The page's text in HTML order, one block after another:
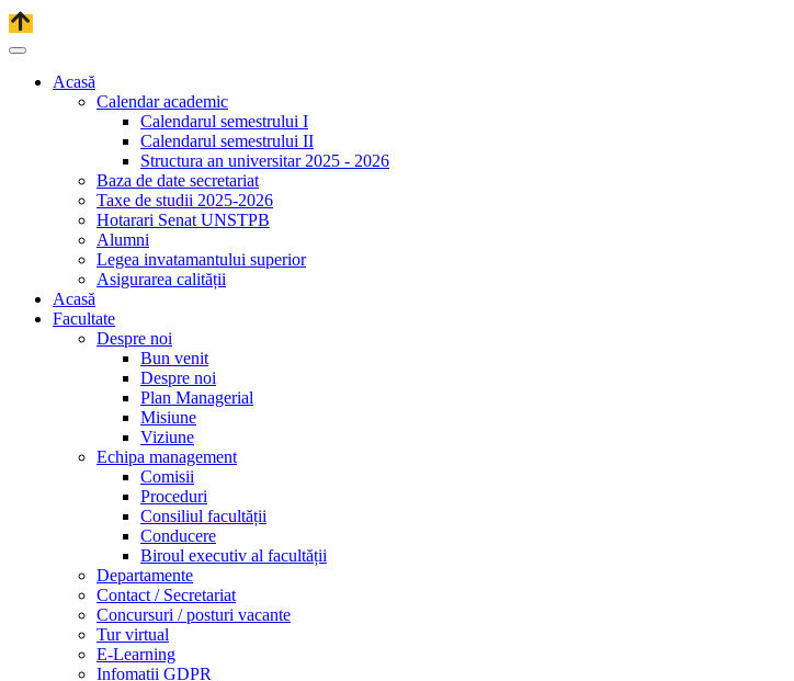
Acasă
Calendar academic
Calendarul semestrului I
Calendarul semestrului II
Structura an universitar 2025 - 2026
Baza de date secretariat
Taxe de studii 2025-2026
Hotarari Senat UNSTPB
Alumni
Legea invatamantului superior
Asigurarea calității
Acasă
Facultate
Despre noi
Bun venit
Despre noi
Plan Managerial
Misiune
Viziune
Echipa management
Comisii
Proceduri
Consiliul facultății
Conducere
Biroul executiv al facultății
Departamente
Contact / Secretariat
Concursuri / posturi vacante
Tur virtual
E-Learning
Infomații GDPR